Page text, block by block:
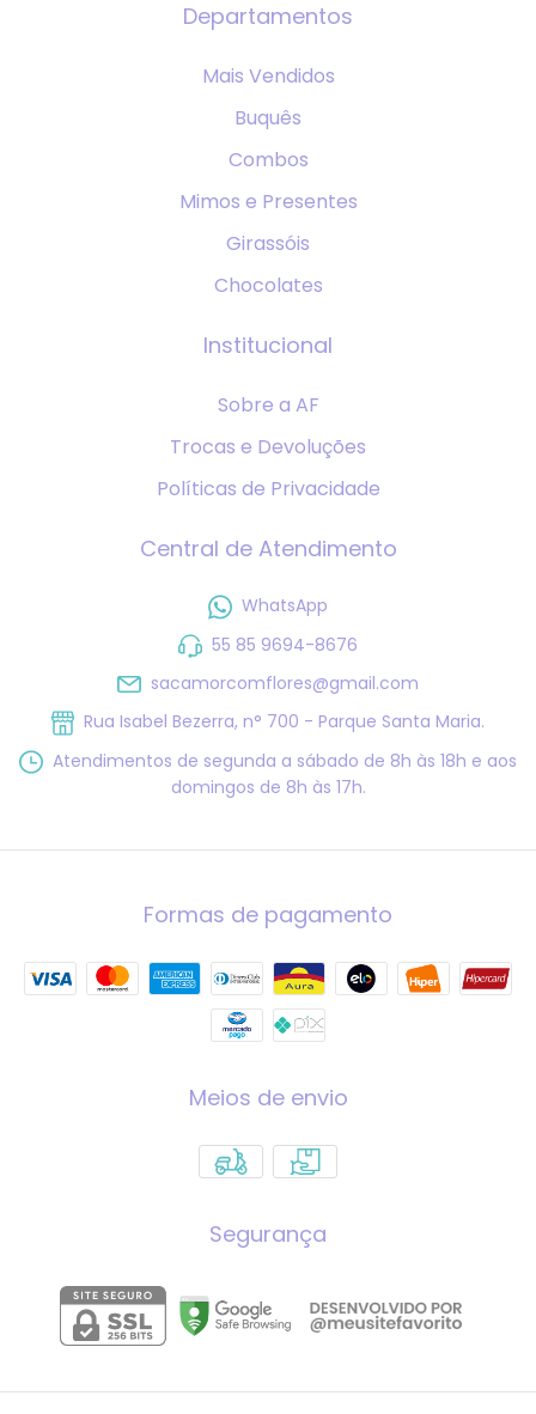
Departamentos
Mais Vendidos
Buquês
Combos
Mimos e Presentes
Girassóis
Chocolates
Institucional
Sobre a AF
Trocas e Devoluções
Políticas de Privacidade
Central de Atendimento
WhatsApp
55 85 9694-8676
sacamorcomflores@gmail.com
Rua Isabel Bezerra, n° 700 - Parque Santa Maria.
Atendimentos de segunda a sábado de 8h às 18h e aos
domingos de 8h às 17h.
Formas de pagamento
Meios de envio
Segurança